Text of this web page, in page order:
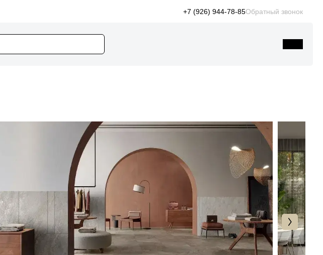
+7 (926) 944-78-85Обратный звонок